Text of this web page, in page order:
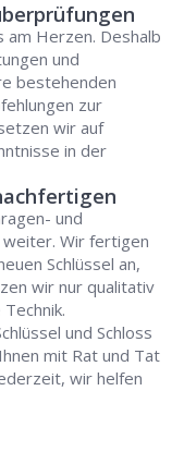
am Herzen. Deshalb
und
bestehenden
zur
wir auf
in der
und
weiter. Wir fertigen
Schlüssel an,
wir nur qualitativ
und Schloss
mit Rat und Tat
wir helfen